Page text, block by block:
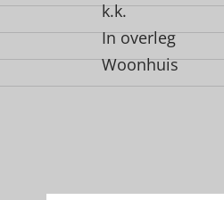
k.k.
In overleg
Woonhuis